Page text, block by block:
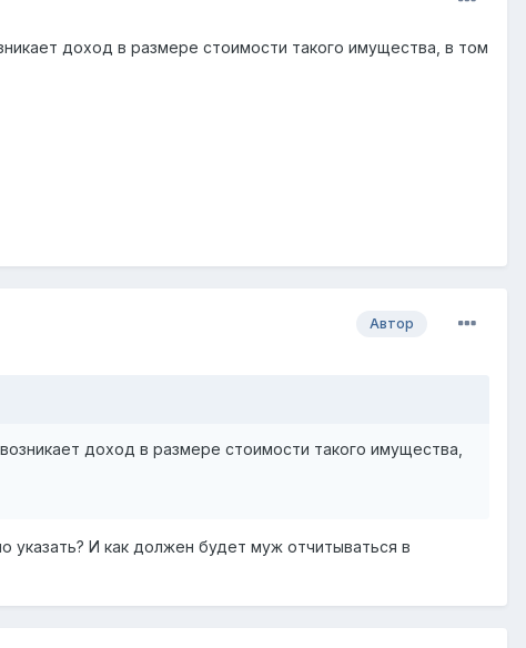
доход в размере стоимости такого имущества, в том
Автор
доход в размере стоимости такого имущества,
И как должен будет муж отчитываться в